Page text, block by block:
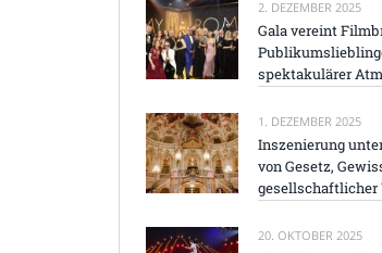
2. DEZEMBER 2025
Gala vereint
spektakulärer
1. DEZEMBER 2025
Inszenierung
von Gesetz,
gesellschaftlicher
20. OKTOBER 2025